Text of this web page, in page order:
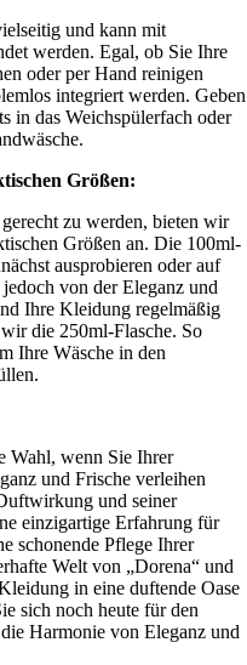
und kann mit
werden. Egal, ob Sie Ihre
oder per Hand reinigen
integriert werden. Geben
in das Weichspülerfach oder
Größen:
zu werden, bieten wir
Größen an. Die 100ml-
ausprobieren oder auf
von der Eleganz und
Ihre Kleidung regelmäßig
die 250ml-Flasche. So
Ihre Wäsche in den
Wahl, wenn Sie Ihrer
und Frische verleihen
und seiner
einzigartige Erfahrung für
schonende Pflege Ihrer
Welt von „Dorena“ und
in eine duftende Oase
sich noch heute für den
Harmonie von Eleganz und